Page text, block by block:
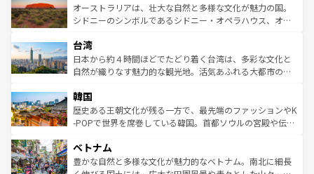
文化が魅力。旅行者はアメリカの各地域で異なる魅力を楽
しみながら、その多様性と豊かな歴史を感じることができ
ならではの贅沢な旅のスタイルだ。 なお、新着のアメリカ
情報はコンテンツ一覧を参照してほしい。
島だが、静かな自然を求めるならマウイ島やカウアイ島が
おすすめ。エメラルドグリーンに輝く海をはじめ、豊かな
れるおもてなしの心で訪れる人々を迎えてくれるハワイの
人々、おいしいローカルフードやハワイアンミュージッ
ク、伝統的なフラダンスなど、すべてがハワイの魅力を彩
ワイを、存分に味わってほしい。 なお、新着のハワイ情報
はコンテンツ一覧を参照してほしい。
オーストラリアは、壮大な自然と多様な文化が魅力の国。
シドニーのシンボルであるシドニー・オペラハウス、オー
リアリーフや大陸中央部にそびえるウルル（エアーズロッ
ク）、タスマニアの美しい原生林やケアンズの熱帯雨林な
ど、見どころがたくさん。また、カフェやワイン、オージ
いる。アクティビティも充実しており、サーフィンやダイ
ビング、ハイキングなど、アウトドア好きにはたまらな
い。オーストラリアの多彩な魅力を存分に味わいつくそ
参照してほしい。
台湾
日本から約４時間ほどでたどり着く台湾は、多彩な文化と
自然が織りなす魅力的な観光地。活気あふれる大都市の台
ン）、静ひつな山岳地帯である台湾東部など、都市の喧騒
と山間の静けさが共存しており、訪れる人に新しい発見と
驚きをもたらしてくれる。また、奥深い台湾の食文化も魅
容にもいいと評判のスイーツなど、バラエティ豊かな料理
が味わえる。 なお、新着の台湾情報は コンテンツ一覧を参
韓国
歴史ある王朝文化が残る一方で、最先端のファッションやK
-POPで世界を席巻している韓国。首都ソウルの宮殿や伝統
き、地方に足を延ばせば四季折々の自然美を楽しむことが
できる。そして、キムチや焼肉、絶品のストリートフード
ベトナム
豊かな自然と多様な文化が魅力的なベトナム。南北に細長